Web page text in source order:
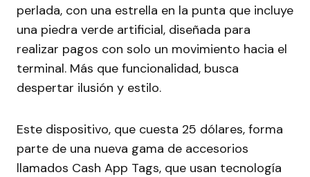
perlada, con una estrella en la punta que incluye
una piedra verde artificial, diseñada para
realizar pagos con solo un movimiento hacia el
terminal. Más que funcionalidad, busca
despertar ilusión y estilo.
Este dispositivo, que cuesta 25 dólares, forma
parte de una nueva gama de accesorios
llamados Cash App Tags, que usan tecnología